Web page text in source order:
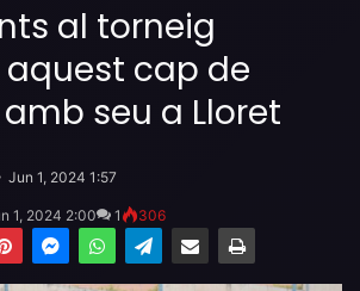
al torneig
aquest cap de
seu a Lloret
email
Jun 1, 2024 1:57
1, 2024 2:00 1 306
PinterestMessengerWhatsAppTelegramCompartir por email Imprimir